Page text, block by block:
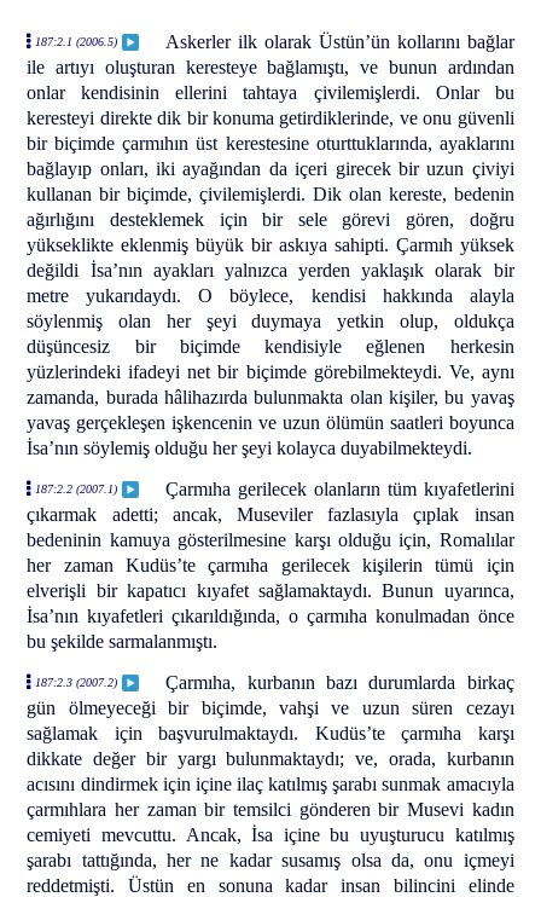
187:2.1 (2006.5)
Askerler ilk olarak Üstün’ün kollarını bağlar
ile artıyı oluşturan keresteye bağlamıştı, ve bunun ardından
onlar kendisinin ellerini tahtaya çivilemişlerdi. Onlar bu
keresteyi direkte dik bir konuma getirdiklerinde, ve onu güvenli
bir biçimde çarmıhın üst kerestesine oturttuklarında, ayaklarını
bağlayıp onları, iki ayağından da içeri girecek bir uzun çiviyi
kullanan bir biçimde, çivilemişlerdi. Dik olan kereste, bedenin
ağırlığını desteklemek için bir sele görevi gören, doğru
yükseklikte eklenmiş büyük bir askıya sahipti. Çarmıh yüksek
değildi İsa’nın ayakları yalnızca yerden yaklaşık olarak bir
metre yukarıdaydı. O böylece, kendisi hakkında alayla
söylenmiş olan her şeyi duymaya yetkin olup, oldukça
düşüncesiz bir biçimde kendisiyle eğlenen herkesin
yüzlerindeki ifadeyi net bir biçimde görebilmekteydi. Ve, aynı
zamanda, burada hâlihazırda bulunmakta olan kişiler, bu yavaş
yavaş gerçekleşen işkencenin ve uzun ölümün saatleri boyunca
İsa’nın söylemiş olduğu her şeyi kolayca duyabilmekteydi.
187:2.2 (2007.1)
Çarmıha gerilecek olanların tüm kıyafetlerini
çıkarmak adetti; ancak, Museviler fazlasıyla çıplak insan
bedeninin kamuya gösterilmesine karşı olduğu için, Romalılar
her zaman Kudüs’te çarmıha gerilecek kişilerin tümü için
elverişli bir kapatıcı kıyafet sağlamaktaydı. Bunun uyarınca,
İsa’nın kıyafetleri çıkarıldığında, o çarmıha konulmadan önce
bu şekilde sarmalanmıştı.
187:2.3 (2007.2)
Çarmıha, kurbanın bazı durumlarda birkaç
gün ölmeyeceği bir biçimde, vahşi ve uzun süren cezayı
sağlamak için başvurulmaktaydı. Kudüs’te çarmıha karşı
dikkate değer bir yargı bulunmaktaydı; ve, orada, kurbanın
acısını dindirmek için içine ilaç katılmış şarabı sunmak amacıyla
çarmıhlara her zaman bir temsilci gönderen bir Musevi kadın
cemiyeti mevcuttu. Ancak, İsa içine bu uyuşturucu katılmış
şarabı tattığında, her ne kadar susamış olsa da, onu içmeyi
reddetmişti. Üstün en sonuna kadar insan bilincini elinde